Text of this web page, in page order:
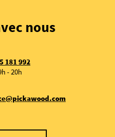
nous
181 992
- 20h